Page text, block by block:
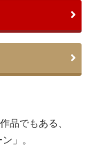
品でもある、
」。